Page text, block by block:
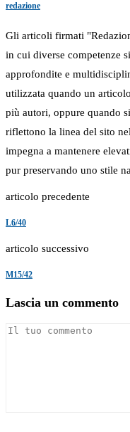
redazione
Gli articoli firmati
in cui diverse competenze
approfondite e
utilizzata quando un
più autori, oppure quando
riflettono la linea del sito
impegna a mantenere
pur preservando uno stile
articolo precedente
L6/40
articolo successivo
M15/42
Lascia un commento